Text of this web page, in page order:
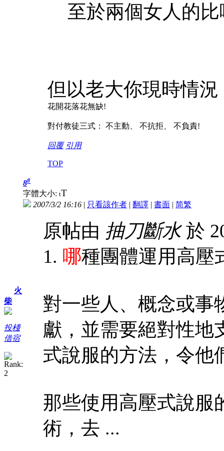
至於兩個女人的
但以老大你現時情
花開花落花無缺!
對付教徒三式： 不主動、 不抗拒、 不負責!
回覆 引用
TOP
火
柴
投棧
借宿
8#
字體大小: tT
2007/3/2 16:16 | 只看該作者 | 翻譯 | 書面 | 简繁
原帖由 抽刀斷水於
1. 哪種團體運用高壓
對一些人、概念或事
獻，並需要絕對性地
式說服的方法，令他
那些使用高壓式說服
術，去 ...